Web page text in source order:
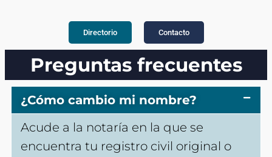
Directorio Contacto
Preguntas frecuentes
¿Cómo cambio mi nombre?
Acude a la notaría en la que se
encuentra tu registro civil original o